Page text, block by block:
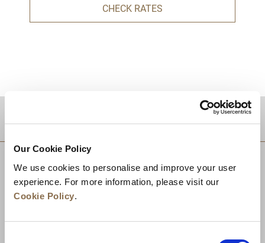
Our Cookie Policy
We use cookies to personalise and improve your user
experience. For more information, please visit our
Cookie Policy.
CHECK RATES